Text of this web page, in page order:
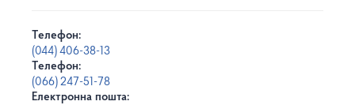
Телефон:
(044) 406-38-13
Телефон:
(066) 247-51-78
Електронна пошта: